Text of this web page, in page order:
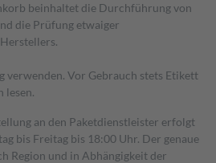
beinhaltet die Durchführung von
die Prüfung etwaiger
verwenden. Vor Gebrauch stets Etikett
lesen.
an den Paketdienstleister erfolgt
bis Freitag bis 18:00 Uhr. Der genaue
Region und in Abhängigkeit der